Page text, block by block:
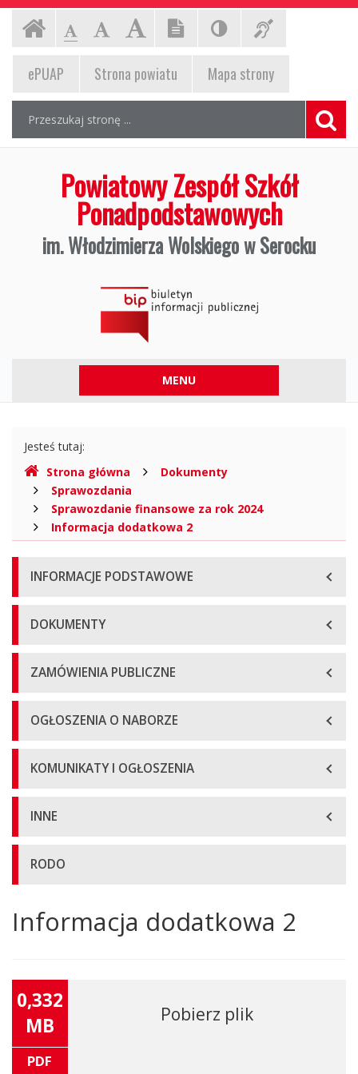
Powiatowy
Zespół
Szkół
Ponadpodstawowych
im.
Włodzimierza
Wolskiego
Biuletyn
Informacji
Publicznej
Ustawienia
strony
Strona
główna
jej
na
stronie:
CzcionkaCzcionkaCzcionka
EPUAP,
strona
powiatu,
mapa
strony
ePUAP Strona powiatu Mapa strony
Wyszukiwarka
Formularz
wyszukiwania
fraza:
Powiatowy Zespół Szkół
Ponadpodstawowych
im. Włodzimierza Wolskiego w Serocku
MENU
Gdzie
jesteśmy
Jesteś tutaj:
Strona główna
Dokumenty
Sprawozdania
Sprawozdanie finansowe za rok 2024
Informacja dodatkowa 2
Menu
główne
INFORMACJE PODSTAWOWE
DOKUMENTY
ZAMÓWIENIA PUBLICZNE
OGŁOSZENIA O NABORZE
KOMUNIKATY I OGŁOSZENIA
INNE
RODO
Główna
treść
Informacja dodatkowa 2
0,332
MB
PDF
Pobierz plik